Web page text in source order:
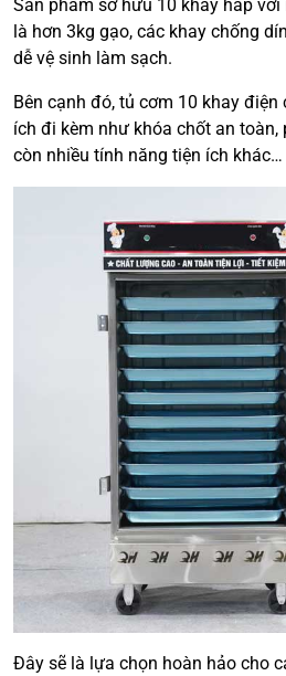
Sản phẩm sở hữu 10 khay hấp
là hơn 3kg gạo, các khay chống
dễ vệ sinh làm sạch.
Bên cạnh đó, tủ cơm 10 khay điện
ích đi kèm như khóa chốt an toàn,
còn nhiều tính năng tiện ích khác…
Đây sẽ là lựa chọn hoàn hảo cho